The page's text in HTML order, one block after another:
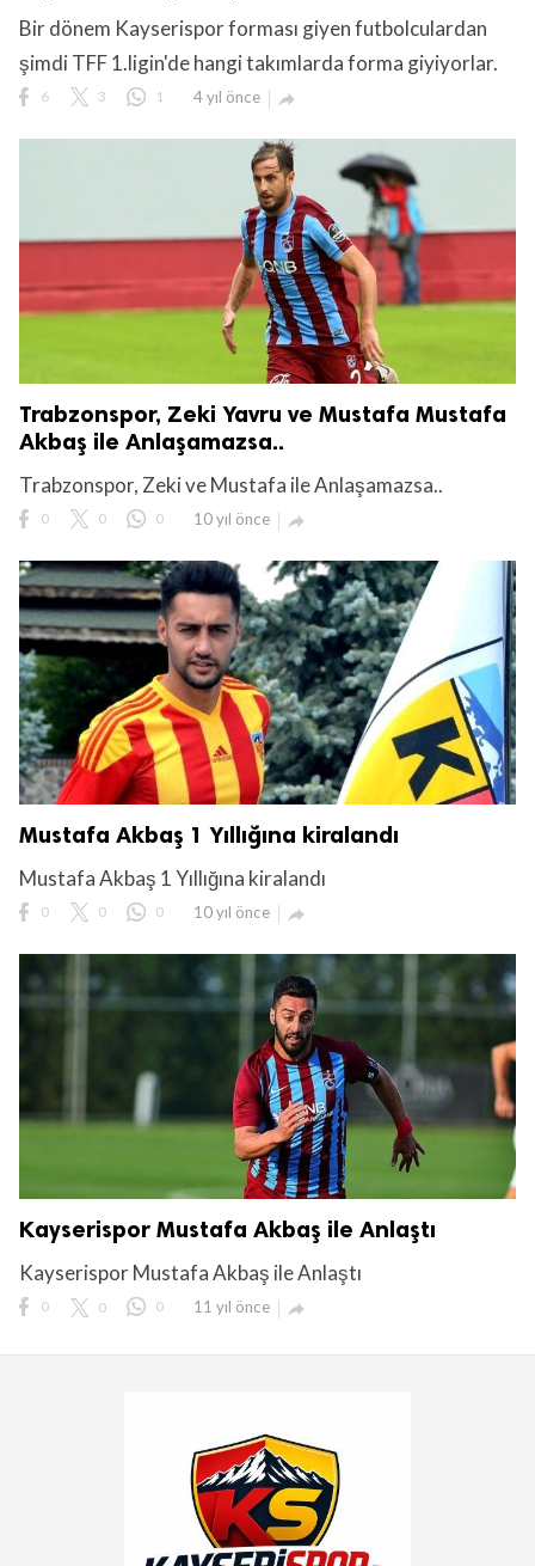
Bir dönem Kayserispor forması giyen futbolculardan
şimdi TFF 1.ligin'de hangi takımlarda forma giyiyorlar.
6 3 1 4 yıl önce 
Trabzonspor, Zeki Yavru ve Mustafa Mustafa
Akbaş ile Anlaşamazsa..
Trabzonspor, Zeki ve Mustafa ile Anlaşamazsa..
0 0 0 10 yıl önce 
Mustafa Akbaş 1 Yıllığına kiralandı
Mustafa Akbaş 1 Yıllığına kiralandı
0 0 0 10 yıl önce 
Kayserispor Mustafa Akbaş ile Anlaştı
Kayserispor Mustafa Akbaş ile Anlaştı
0 0 0 11 yıl önce 